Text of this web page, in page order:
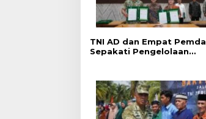
TNI AD dan Empat Pemda
Sepakati Pengelolaan